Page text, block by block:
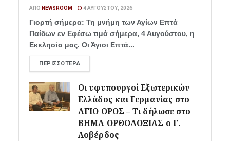
ΑΠΌ NEWSROOM 4 ΑΥΓΟΎΣΤΟΥ, 2026
Γιορτή σήμερα: Τη μνήμη των Αγίων Επτά
Παίδων εν Εφέσω τιμά σήμερα, 4 Αυγούστου, η
Εκκλησία μας. Οι Άγιοι Επτά...
ΠΕΡΙΣΣΌΤΕΡΑ
Οι υφυπουργοί Εξωτερικών
Ελλάδος και Γερμανίας στο
ΑΓΙΟ ΟΡΟΣ – Τι δήλωσε στο
ΒΗΜΑ ΟΡΘΟΔΟΞΙΑΣ ο Γ.
Λοβέρδος